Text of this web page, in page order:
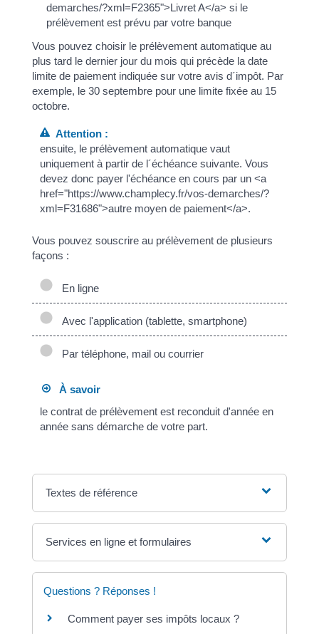
demarches/?xml=F2365">Livret A</a> si le
prélèvement est prévu par votre banque
Vous pouvez choisir le prélèvement automatique au
plus tard le dernier jour du mois qui précède la date
limite de paiement indiquée sur votre avis d´impôt. Par
exemple, le 30 septembre pour une limite fixée au 15
octobre.
Attention :
ensuite, le prélèvement automatique vaut
uniquement à partir de l´échéance suivante. Vous
devez donc payer l'échéance en cours par un <a
href="https://www.champlecy.fr/vos-demarches/?
xml=F31686">autre moyen de paiement</a>.
Vous pouvez souscrire au prélèvement de plusieurs
façons :
En ligne
Avec l'application (tablette, smartphone)
Par téléphone, mail ou courrier
À savoir
le contrat de prélèvement est reconduit d'année en
année sans démarche de votre part.
Textes de référence
Services en ligne et formulaires
Questions ? Réponses !
Comment payer ses impôts locaux ?